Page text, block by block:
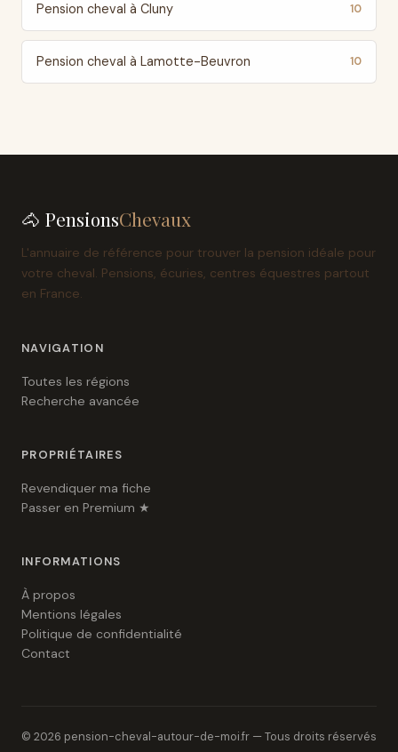
Pension cheval à Cluny 10
Pension cheval à Lamotte-Beuvron 10
🐴 PensionsChevaux
L'annuaire de référence pour trouver la pension idéale pour
votre cheval. Pensions, écuries, centres équestres partout
en France.
NAVIGATION
Toutes les régions
Recherche avancée
PROPRIÉTAIRES
Revendiquer ma fiche
Passer en Premium ★
INFORMATIONS
À propos
Mentions légales
Politique de confidentialité
Contact
© 2026 pension-cheval-autour-de-moi.fr — Tous droits réservés